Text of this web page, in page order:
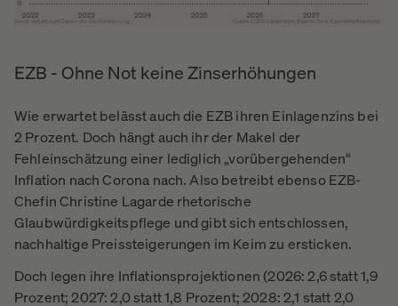
EZB - Ohne Not keine Zinserhöhungen
Wie erwartet belässt auch die EZB ihren Einlagenzins bei
2 Prozent. Doch hängt auch ihr der Makel der
Fehleinschätzung einer lediglich „vorübergehenden“
Inflation nach Corona nach. Also betreibt ebenso EZB-
Chefin Christine Lagarde rhetorische
Glaubwürdigkeitspflege und gibt sich entschlossen,
nachhaltige Preissteigerungen im Keim zu ersticken.
Doch legen ihre Inflationsprojektionen (2026: 2,6 statt 1,9
Prozent; 2027: 2,0 statt 1,8 Prozent; 2028: 2,1 statt 2,0